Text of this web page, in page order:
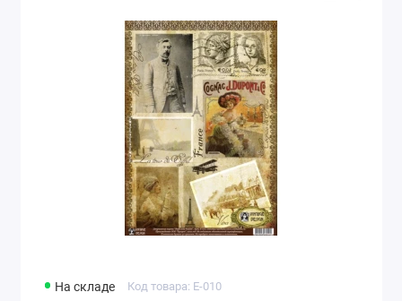
На складе Код товара: E-010